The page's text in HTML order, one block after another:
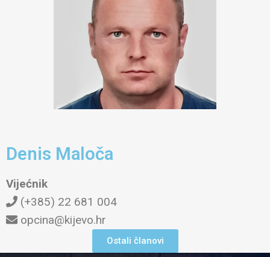
Denis Maloča
Vijećnik
(+385) 22 681 004
opcina@kijevo.hr
Ostali članovi